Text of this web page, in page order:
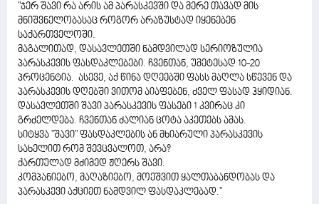
"ჯერ შავი რა არის ამ პარასკევში და მერე თავად მის
მნიშვნელობასაც როგორ არაზუსტად იყენებენ
საქართველოში.
მაგალითად, დასავლეთში ნამდვილად სერიოზულია
პარასკევის ფასდაკლებები. ჩვენთან, უმეტესად 10-20
პროცენტია. ასევე, აქ წინა დღეებში ფასს მაღლა სწევენ და
პარასკევის დღებში ვითომ აიაფებენ, ძველ ფასად ჰყიდიან.
დასავლეთში შავი პარასკევის ფასები 1 კვირაც კი
გრძელდება. ჩვენთან ძალიან ცოტა აკეთებს ამას.
სიტყვა "შავი" ფასდაკლების ან მხიარული პარასკევის
სახელით რომ შევცვალოთ, არა?
ქართულად მძიმედ ჟღერს შავი.
კომპანიებო, მაღაზიებო, მოეშვით ყალთაბანდობას და
პარასკევი აქციეთ ნამდვილ ფასდაკლებად."